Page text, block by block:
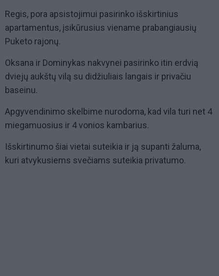
Regis, pora apsistojimui pasirinko išskirtinius
apartamentus, įsikūrusius viename prabangiausių
Puketo rajonų.
Oksana ir Dominykas nakvynei pasirinko itin erdvią
dviejų aukštų vilą su didžiuliais langais ir privačiu
baseinu.
Apgyvendinimo skelbime nurodoma, kad vila turi net 4
miegamuosius ir 4 vonios kambarius.
Išskirtinumo šiai vietai suteikia ir ją supanti žaluma,
kuri atvykusiems svečiams suteikia privatumo.